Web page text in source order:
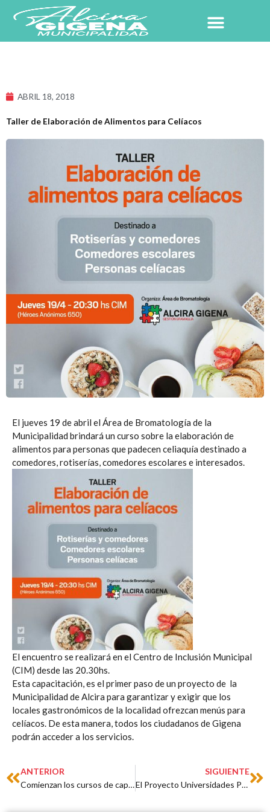
contenido
ABRIL 18, 2018
Taller de Elaboración de Alimentos para Celíacos
El jueves 19 de abril el Área de Bromatología de la
Municipalidad brindará un curso sobre la elaboración de
alimentos para personas que padecen celiaquía destinado a
comedores, rotiserías, comedores escolares e interesados.
El encuentro se realizará en el Centro de Inclusión Municipal
(CIM) desde las 20.30hs.
Esta capacitación, es el primer paso de un proyecto de la
Municipalidad de Alcira para garantizar y exigir que los
locales gastronómicos de la localidad ofrezcan menús para
celíacos. De esta manera, todos los ciudadanos de Gigena
podrán acceder a los servicios.
Prev
ANTERIOR
Comienzan los cursos de capacitación en el CIM
SIGUIENTE
El Proyecto Universidades Populares, llegó a Alcira Gigena